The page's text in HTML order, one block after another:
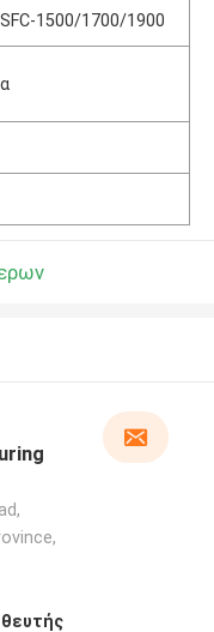
1500/1700/1900